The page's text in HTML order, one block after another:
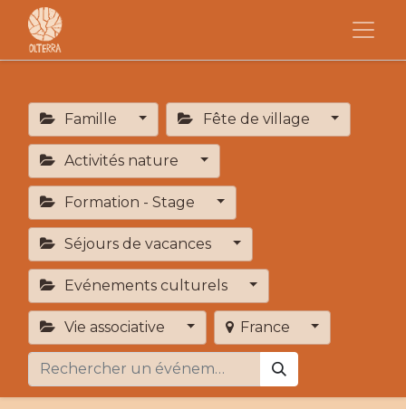
Famille Fête de village
Activités nature
Formation - Stage
Séjours de vacances
Evénements culturels
Vie associative France